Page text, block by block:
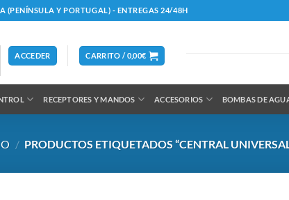
(PENÍNSULA Y PORTUGAL) - ENTREGAS 24/48H
ACCEDER CARRITO /0,00€
RECEPTORES Y MANDOS ACCESORIOS BOMBAS DE
/ PRODUCTOS ETIQUETADOS “CENTRAL